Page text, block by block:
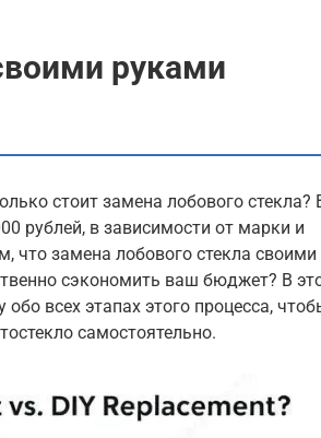
руками
стоит замена лобового стекла?
рублей, в зависимости от марки и
что замена лобового стекла своими
сэкономить ваш бюджет? В
всех этапах этого процесса,
самостоятельно.